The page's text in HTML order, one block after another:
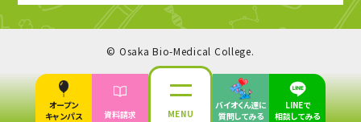
© Osaka Bio-Medical College.
オープン
キャンパス
資料請求 MENU
バイオくん達に
質問してみる
LINEで
相談してみる